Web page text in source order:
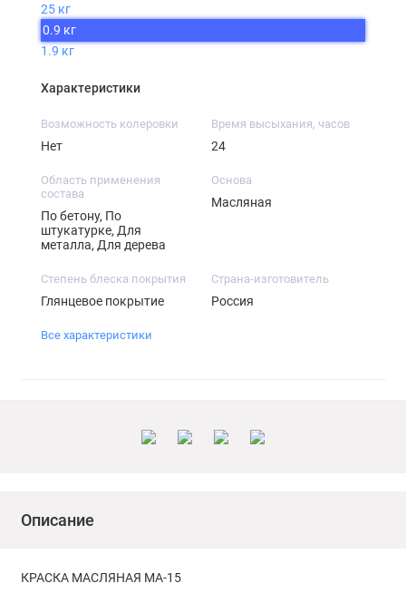
25 кг
0.9 кг
1.9 кг
Характеристики
Возможность колеровки
Нет
Время высыхания, часов
24
Область применения
состава
По бетону, По
штукатурке, Для
металла, Для дерева
Основа
Масляная
Степень блеска покрытия
Глянцевое покрытие
Страна-изготовитель
Россия
Все характеристики
Описание
КРАСКА МАСЛЯНАЯ МА-15